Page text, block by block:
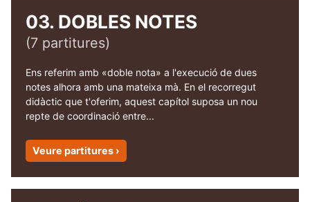
03. DOBLES NOTES
(7 partitures)
Ens referim amb «doble nota» a l'execució de dues
notes alhora amb una mateixa mà. En el recorregut
didàctic que t'oferim, aquest capítol suposa un nou
repte de coordinació entre...
Veure partitures ›